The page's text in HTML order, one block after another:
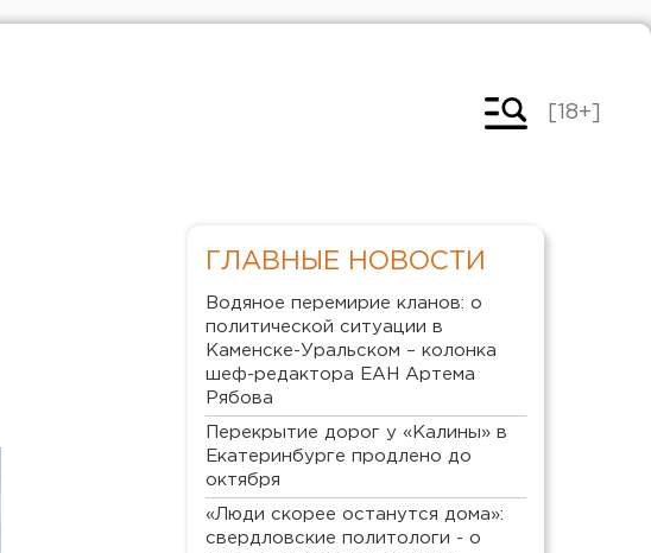
[18+]
ГЛАВНЫЕ НОВОСТИ
Водяное перемирие кланов: о
политической ситуации в
Каменске-Уральском – колонка
шеф-редактора ЕАН Артема
Рябова
Перекрытие дорог у «Калины» в
Екатеринбурге продлено до
октября
«Люди скорее останутся дома»:
свердловские политологи - о